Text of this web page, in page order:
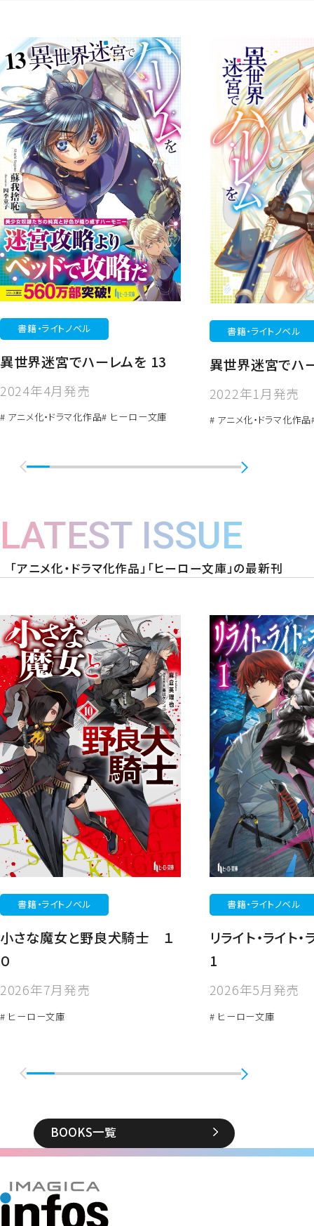
書籍・ライトノベル
異世界迷宮でハーレムを 13
2024年4月発売
# アニメ化・ドラマ化作品# ヒーロー文庫
書籍・ライトノベル
異世界迷宮でハ
2022年1月発売
# アニメ化・ドラマ化作品
LATEST ISSUE
「アニメ化・ドラマ化作品」「ヒーロー文庫」の最新刊
書籍・ライトノベル
小さな魔女と野良犬騎士 １
０
2026年7月発売
# ヒーロー文庫
書籍・ライトノベル
リライト・ライト・
1
2026年5月発売
# ヒーロー文庫
BOOKS一覧